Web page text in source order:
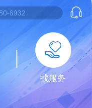
找服务